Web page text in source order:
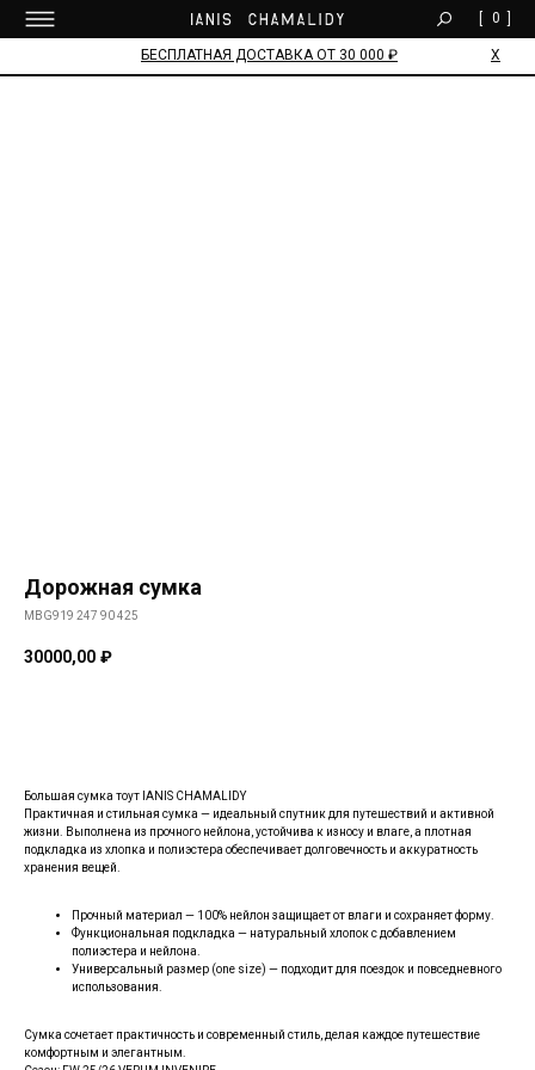
БЕСПЛАТНАЯ ДОСТАВКА ОТ 30 000 ₽ Х
0
Дорожная сумка
MBG919 247 90 425
30000,00 ₽
Большая сумка тоут IANIS CHAMALIDY
Практичная и стильная сумка — идеальный спутник для путешествий и активной
жизни. Выполнена из прочного нейлона, устойчива к износу и влаге, а плотная
подкладка из хлопка и полиэстера обеспечивает долговечность и аккуратность
хранения вещей.
Прочный материал — 100% нейлон защищает от влаги и сохраняет форму.
Функциональная подкладка — натуральный хлопок с добавлением
полиэстера и нейлона.
Универсальный размер (one size) — подходит для поездок и повседневного
использования.
Сумка сочетает практичность и современный стиль, делая каждое путешествие
комфортным и элегантным.